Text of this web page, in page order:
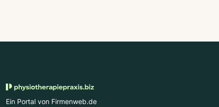
Ein Portal von Firmenweb.de